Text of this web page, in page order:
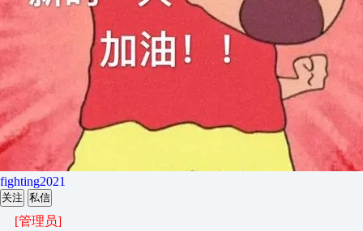
fighting2021
关注 私信
[管理员]